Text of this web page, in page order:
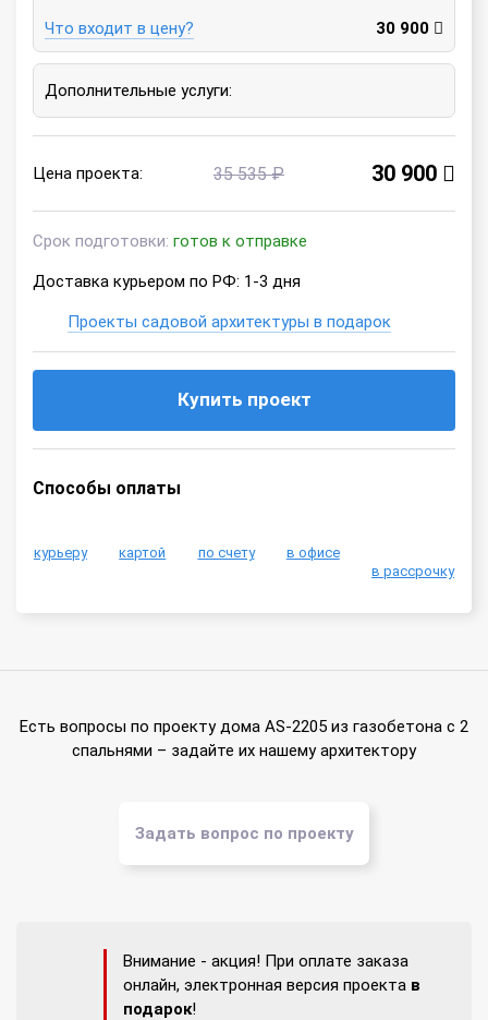
Что входит в цену? 30 900
Дополнительные услуги:
Цена проекта: 35 535 ₽ 30 900
Срок подготовки: готов к отправке
Доставка курьером по РФ: 1-3 дня
Проекты садовой архитектуры в подарок
Купить проект
Способы оплаты
курьеру картой по счету
в офисе
в рассрочку
Есть вопросы по проекту дома AS-2205 из газобетона с 2
спальнями – задайте их нашему архитектору
Задать вопрос по проекту
Внимание - акция! При оплате заказа
онлайн, электронная версия проекта в
подарок!